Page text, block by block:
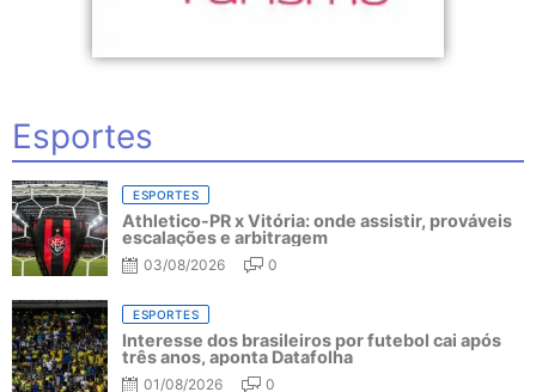
Esportes
ESPORTES
Athletico-PR x Vitória: onde assistir, prováveis
escalações e arbitragem
03/08/2026 0
ESPORTES
Interesse dos brasileiros por futebol cai após
três anos, aponta Datafolha
01/08/2026 0